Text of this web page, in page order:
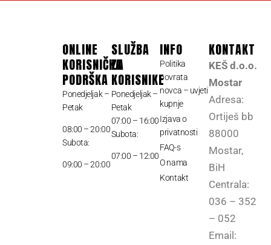
ONLINE
KORISNIČKA
PODRŠKA
Ponedjeljak –
Petak
08:00 – 20:00
Subota:
09:00 – 20:00
SLUŽBA
ZA
KORISNIKE
Ponedjeljak –
Petak
07:00 – 16:00
Subota:
07:00 – 12:00
INFO
Politika
povrata
novca – uvjeti
kupnje
Izjava o
privatnosti
FAQ-s
O nama
Kontakt
KONTAKT
KEŠ d.o.o.
Mostar
Adresa:
Ortiješ bb
88000
Mostar,
BiH
Centrala:
036 – 352
– 052
Email: